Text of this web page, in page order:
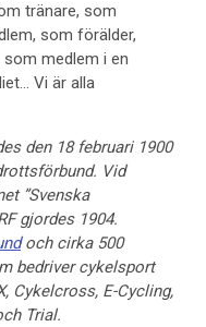
tränare, som
som förälder,
som medlem i en
Vi är alla
den 18 februari 1900
Vid
”Svenska
gjordes 1904.
och cirka 500
bedriver cykelsport
Cykelcross, E-Cycling,
Trial.